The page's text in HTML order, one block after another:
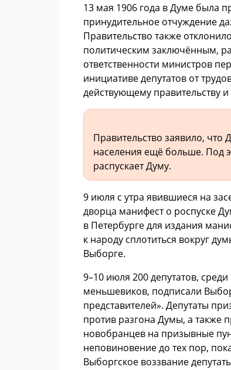
13 мая 1906 года в Думе была
принудительное отчуждение
Правительство также
политическим заключённым,
ответственности министров
инициативе депутатов от
действующему правительству
Правительство заявило, что
населения ещё больше. Под
распускает Думу.
9 июля с утра явившиеся на
дворца манифест о роспуске
в Петербурге для издания
к народу сплотиться вокруг
Выборге.
9–10 июля 200 депутатов,
меньшевиков, подписали
представителей». Депутаты
против разгона Думы, а также
новобранцев на призывные
неповиновение до тех пор,
Выборгское воззвание